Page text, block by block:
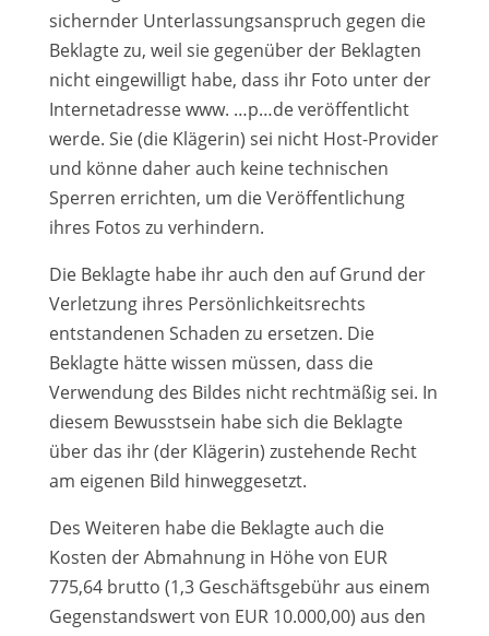
sichernder Unterlassungsanspruch gegen die
Beklagte zu, weil sie gegenüber der Beklagten
nicht eingewilligt habe, dass ihr Foto unter der
Internetadresse www. …p…de veröffentlicht
werde. Sie (die Klägerin) sei nicht Host-Provider
und könne daher auch keine technischen
Sperren errichten, um die Veröffentlichung
ihres Fotos zu verhindern.
Die Beklagte habe ihr auch den auf Grund der
Verletzung ihres Persönlichkeitsrechts
entstandenen Schaden zu ersetzen. Die
Beklagte hätte wissen müssen, dass die
Verwendung des Bildes nicht rechtmäßig sei. In
diesem Bewusstsein habe sich die Beklagte
über das ihr (der Klägerin) zustehende Recht
am eigenen Bild hinweggesetzt.
Des Weiteren habe die Beklagte auch die
Kosten der Abmahnung in Höhe von EUR
775,64 brutto (1,3 Geschäftsgebühr aus einem
Gegenstandswert von EUR 10.000,00) aus den